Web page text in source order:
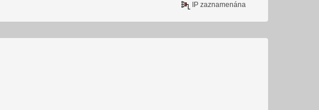
IP zaznamenána